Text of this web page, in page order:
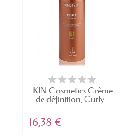
KIN Cosmetics Crème
de définition, Curly...
16,38 €